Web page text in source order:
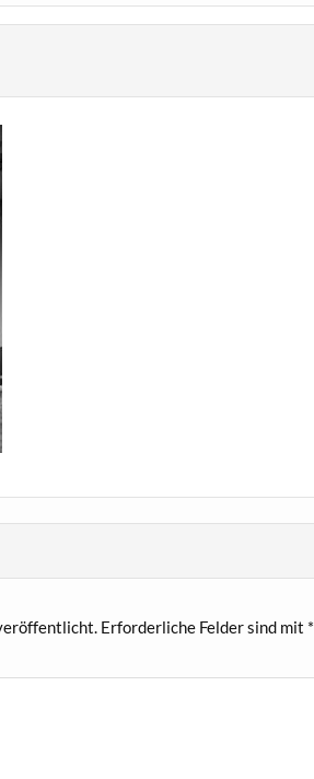
Erforderliche Felder sind mit *